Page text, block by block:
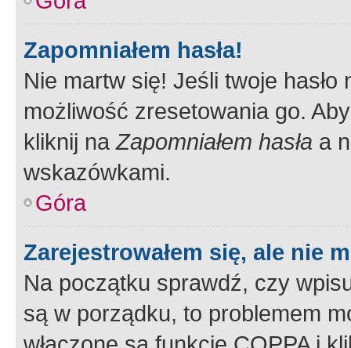
Zapomniałem hasła!
Nie martw się! Jeśli twoje
możliwość zresetowania go.
kliknij naZapomniałem hasła a
wskazówkami.
Góra
Zarejestrowałem się, ale nie
Na początku sprawdź, czy
są w porządku, to problemem